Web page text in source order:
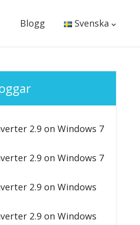
Blogg Svenska
2.9 on Windows 7
2.9 on Windows 7
2.9 on Windows
2.9 on Windows